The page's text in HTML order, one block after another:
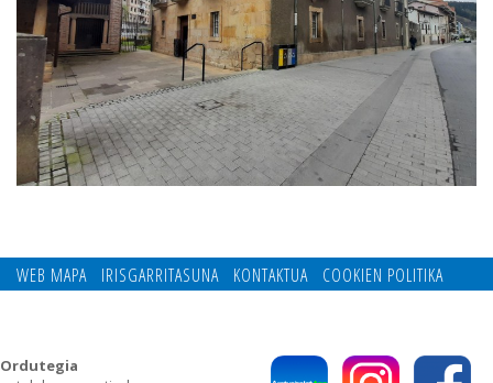
WEB MAPA IRISGARRITASUNA KONTAKTUA
COOKIEN POLITIKA
PRIBATUTASUN POLITIKA
Ordutegia